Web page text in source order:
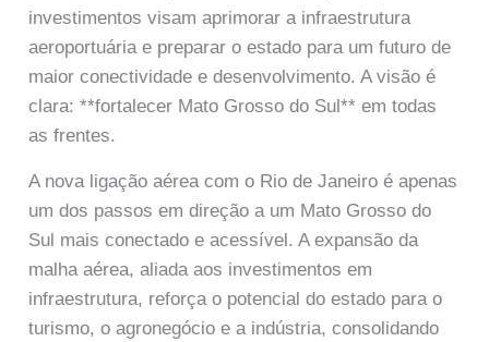
investimentos visam aprimorar a infraestrutura
aeroportuária e preparar o estado para um futuro de
maior conectividade e desenvolvimento. A visão é
clara: **fortalecer Mato Grosso do Sul** em todas
as frentes.
A nova ligação aérea com o Rio de Janeiro é apenas
um dos passos em direção a um Mato Grosso do
Sul mais conectado e acessível. A expansão da
malha aérea, aliada aos investimentos em
infraestrutura, reforça o potencial do estado para o
turismo, o agronegócio e a indústria, consolidando